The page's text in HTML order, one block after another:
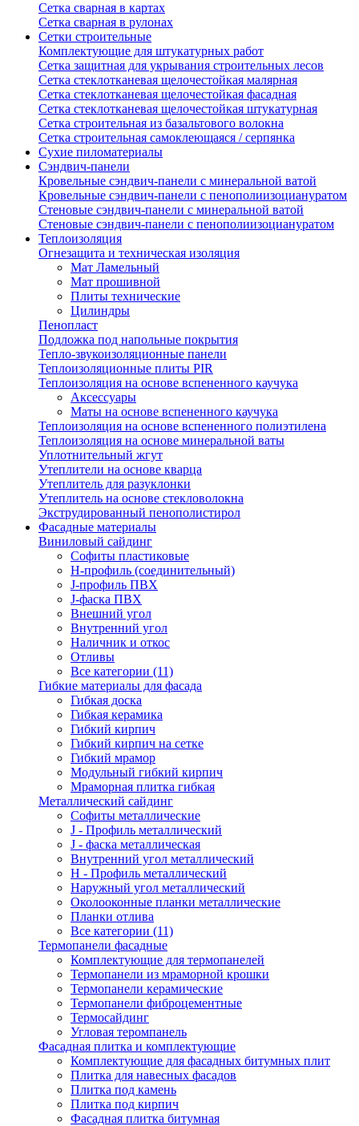
Сетка сварная в картах
Сетка сварная в рулонах
Сетки строительные
Комплектующие для штукатурных работ
Сетка защитная для укрывания строительных лесов
Сетка стеклотканевая щелочестойкая малярная
Сетка стеклотканевая щелочестойкая фасадная
Сетка стеклотканевая щелочестойкая штукатурная
Сетка строительная из базальтового волокна
Сетка строительная самоклеющаяся / серпянка
Сухие пиломатериалы
Сэндвич-панели
Кровельные сэндвич-панели с минеральной ватой
Кровельные сэндвич-панели с пенополиизоциануратом
Стеновые сэндвич-панели с минеральной ватой
Стеновые сэндвич-панели с пенополиизоциануратом
Теплоизоляция
Огнезащита и техническая изоляция
Мат Ламельный
Мат прошивной
Плиты технические
Цилиндры
Пенопласт
Подложка под напольные покрытия
Тепло-звукоизоляционные панели
Теплоизоляционные плиты PIR
Теплоизоляция на основе вспененного каучука
Аксессуары
Маты на основе вспененного каучука
Теплоизоляция на основе вспененного полиэтилена
Теплоизоляция на основе минеральной ваты
Уплотнительный жгут
Утеплители на основе кварца
Утеплитель для разуклонки
Утеплитель на основе стекловолокна
Экструдированный пенополистирол
Фасадные материалы
Виниловый сайдинг
Cофиты пластиковые
H-профиль (соединительный)
J-профиль ПВХ
J-фаска ПВХ
Внешний угол
Внутренний угол
Наличник и откос
Отливы
Все категории (11)
Гибкие материалы для фасада
Гибкая доска
Гибкая керамика
Гибкий кирпич
Гибкий кирпич на сетке
Гибкий мрамор
Модульный гибкий кирпич
Мраморная плитка гибкая
Металлический сайдинг
Cофиты металлические
J - Профиль металлический
J - фаска металлическая
Внутренний угол металлический
Н - Профиль металлический
Наружный угол металлический
Околооконные планки металлические
Планки отлива
Все категории (11)
Термопанели фасадные
Комплектующие для термопанелей
Термопанели из мраморной крошки
Термопанели керамические
Термопанели фиброцементные
Термосайдинг
Угловая теромпанель
Фасадная плитка и комплектующие
Комплектующие для фасадных битумных плит
Плитка для навесных фасадов
Плитка под камень
Плитка под кирпич
Фасадная плитка битумная